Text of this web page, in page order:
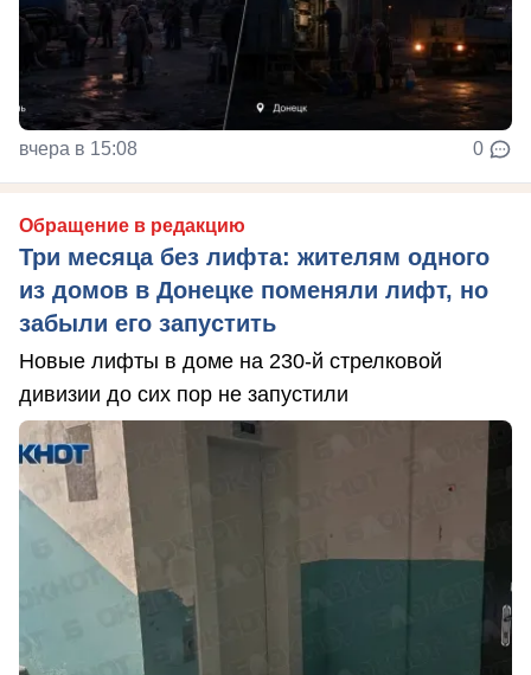
вчера в 15:08 0
Обращение в редакцию
Три месяца без лифта: жителям одного
из домов в Донецке поменяли лифт, но
забыли его запустить
Новые лифты в доме на 230-й стрелковой
дивизии до сих пор не запустили